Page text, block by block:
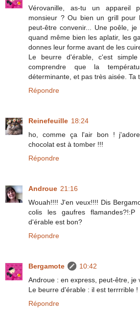
Vérovanille, as-tu un appareil
monsieur ? Ou bien un grill pour
peut-être convenir... Une poêle,
quand même bien les aplatir, les
donnes leur forme avant de les
Le beurre d'érable, c'est
comprendre que la
déterminante, et pas très aisée. Ta
Répondre
Reinefeuille 18:24
ho, comme ça l'air bon !
chocolat est à tomber !!!
Répondre
Androue 21:16
Wouah!!!! J'en veux!!!! Dis
colis les gaufres
d'érable est bon?
Répondre
Bergamote
10:42
Androue : en express, peut-être, je
Le beurre d'érable : il est terrrrible !
Répondre